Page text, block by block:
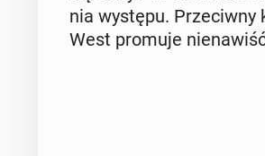
nia występu. Prze­ciw­ny
West promuje